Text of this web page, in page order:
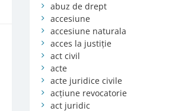
abuz de drept
accesiune
accesiune naturala
acces la justiție
act civil
acte
acte juridice civile
acțiune revocatorie
act juridic